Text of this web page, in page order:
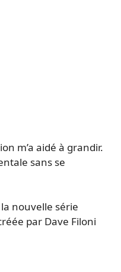
m’a aidé à grandir.
sans se
nouvelle série
par Dave Filoni